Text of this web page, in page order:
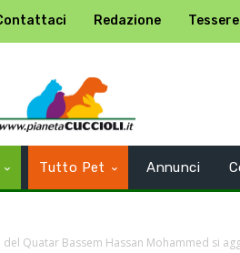
Redazione Tessere
Tutto Pet Annunci
del Quatar Bassem Hassan Mohammed si